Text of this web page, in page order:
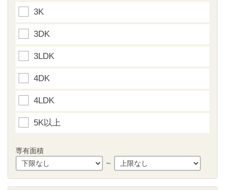
3K
3DK
3LDK
4DK
4LDK
5K以上
専有面積
～